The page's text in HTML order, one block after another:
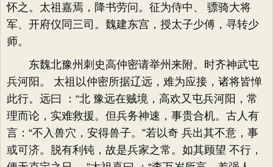
怀之。太祖嘉焉，降书劳问。征为侍中、 骠骑大将
军、开府仪同三司。魏建东宫，授太子少傅，寻转少
师。
东魏北豫州刺史高仲密请举州来附。时齐神武屯
兵河阳。 太祖以仲密所据辽远，难为应接，诸将皆惮
此行。远曰 ：“北 豫远在贼境，高欢又屯兵河阳，常
理而论，实难救援。但兵务神速，事贵合机。古人有
言：“不入兽穴，安得兽子。”若以奇 兵出其不意，事
或可济。脱有利钝，故是兵家之常。如其顾望 不行，